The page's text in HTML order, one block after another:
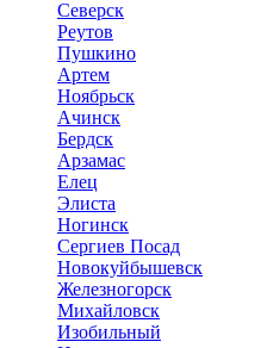
Северск
Реутов
Пушкино
Артем
Ноябрьск
Ачинск
Бердск
Арзамас
Елец
Элиста
Ногинск
Сергиев Посад
Новокуйбышевск
Железногорск
Михайловск
Изобильный